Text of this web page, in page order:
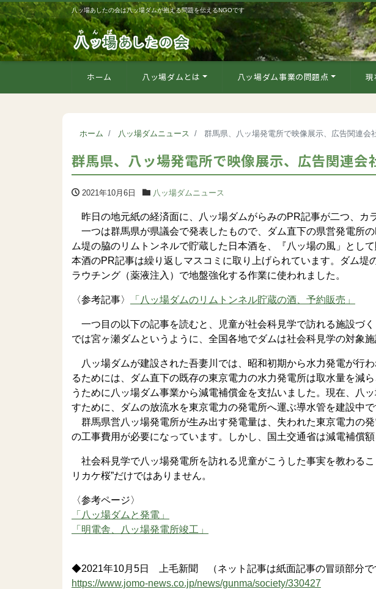
八ッ場あしたの会は八ッ場ダムが抱える問題を伝えるNGOです
ホーム 八ッ場ダムとは 八ッ場ダム事業の問題点 現
ホーム 八ッ場ダムニュース 群馬県、八ッ場発電所で映像展示、広告関連会
群馬県、八ッ場発電所で映像展示、広告関連会
2021年10月6日 八ッ場ダムニュース
昨日の地元紙の経済面に、八ッ場ダムがらみのPR記事が二つ、カ
一つは群馬県が県議会で発表したもので、ダム直下の県営発電所
ム堤の脇のリムトンネルで貯蔵した日本酒を、『八ッ場の風」とし
本酒のPR記事は繰り返しマスコミに取り上げられています。ダム堤
ラウチング（薬液注入）で地盤強化する作業に使われました。
〈参考記事〉 「八ッ場ダムのリムトンネル貯蔵の酒、予約販売」
一つ目の以下の記事を読むと、児童が社会科見学で訪れる施設づ
では宮ヶ瀬ダムというように、全国各地でダムは社会科見学の対象施
八ッ場ダムが建設された吾妻川では、昭和初期から水力発電が行
るためには、ダム直下の既存の東京電力の水力発電所は取水量を減
うために八ッ場ダム事業から減電補償金を支払いました。現在、八
すために、ダムの放流水を東京電力の発電所へ運ぶ導水管を建設中で
群馬県営八ッ場発電所が生み出す発電量は、失われた東京電力の
の工事費用が必要になっています。しかし、国土交通省は減電補償
社会科見学で八ッ場発電所を訪れる児童がこうした事実を教わる
リカケ桜”だけではありません。
〈参考ページ〉
「八ッ場ダムと発電」
「明電舎、八ッ場発電所竣工」
◆2021年10月5日 上毛新聞 （ネット記事は紙面記事の冒頭部分で
https://www.jomo-news.co.jp/news/gunma/society/330427